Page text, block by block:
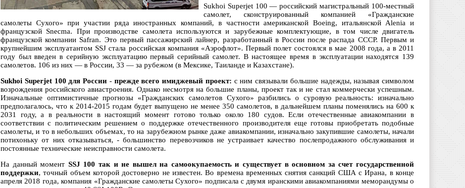
Sukhoi Superjet 100 — российский магистральный 100-местный
самолет, сконструированный компанией «Гражданские
самолеты Сухого» при участии ряда иностранных компаний, в частности американской Boeing, итальянской Alenia и
французской Snecma. При производстве самолета используются и зарубежные комплектующие, в том числе двигатель
французской компании Safran. Это первый пассажирский лайнер, разработанный в России после распада СССР. Первым и
крупнейшим эксплуатантом SSJ стала российская компания «Аэрофлот». Первый полет состоялся в мае 2008 года, а в 2011
году был введен в серийную эксплуатацию первый серийный самолет. В настоящее время в эксплуатации находятся 139
самолетов. 106 из них — в России, 33 — за рубежом (в Мексике, Таиланде и Казахстане).
Sukhoi Superjet 100 для России - прежде всего имиджевый проект: с ним связывали большие надежды, называя символом
возрождения российского авиастроения. Однако несмотря на большие планы, проект так и не стал коммерчески успешным.
Изначальные оптимистичные прогнозы «Гражданских самолетов Сухого» разбились о суровую реальность: изначально
предполагалось, что к 2014-2015 годам будет выпущено не менее 350 самолетов, в дальнейшем планы поменялись на 600 к
2031 году, а в реальности в настоящий момент готово только около 180 судов. Если отечественные авиакомпании в
соответствии с политическим решением о поддержке отечественного производителя еще готовы приобретать подобные
самолеты, и то в небольших объемах, то на зарубежном рынке даже авиакомпании, изначально закупившие самолеты, начали
потихоньку от них отказываться, - большинство перевозчиков не устраивает качество послепродажного обслуживания и
постоянные технические неисправности самолета.
На данный момент SSJ 100 так и не вышел на самоокупаемость и существует в основном за счет государственной
поддержки, точный объем которой достоверно не известен. Во времена временных снятия санкций США с Ирана, в конце
апреля 2018 года, компания «Гражданские самолеты Сухого» подписала с двумя иранскими авиакомпаниями меморандумы о